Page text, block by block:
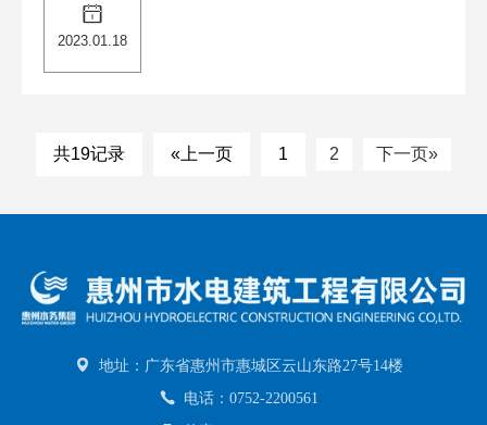
2023.01.18
共19记录 «上一页 1 2 下一页»
地址：广东省惠州市惠城区云山东路27号14楼
电话：0752-2200561